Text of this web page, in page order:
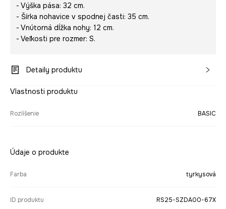
- Výška pása: 32 cm.
- Šírka nohavice v spodnej časti: 35 cm.
- Vnútorná dĺžka nohy: 12 cm.
- Veľkosti pre rozmer: S.
Detaily produktu
Vlastnosti produktu
Rozlíšenie BASIC
Údaje o produkte
Farba tyrkysová
ID produktu RS25-SZDA00-67X